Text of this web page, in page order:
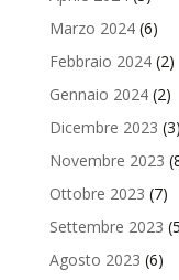
Marzo 2024(6)
Febbraio 2024(2)
Gennaio 2024(2)
Dicembre 2023 (3)
Novembre 2023
Ottobre 2023 (7)
Settembre 2023
Agosto 2023 (6)